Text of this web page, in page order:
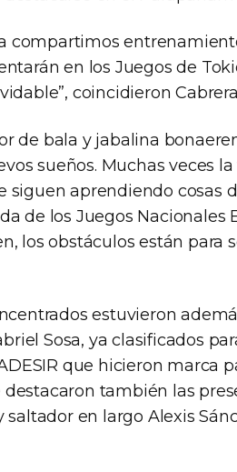
compartimos
en los Juegos de
coincidieron
de bala y jabalina
sueños. Muchas veces
siguen aprendiendo cosas
de los Juegos Nacionales
los obstáculos están para
estuvieron
Sosa, ya clasificados
que hicieron marca
destacaron también las
saltador en largo Alexis